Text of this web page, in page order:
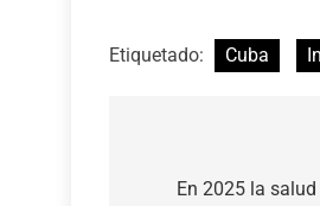
Etiquetado: Cuba
En 2025 la